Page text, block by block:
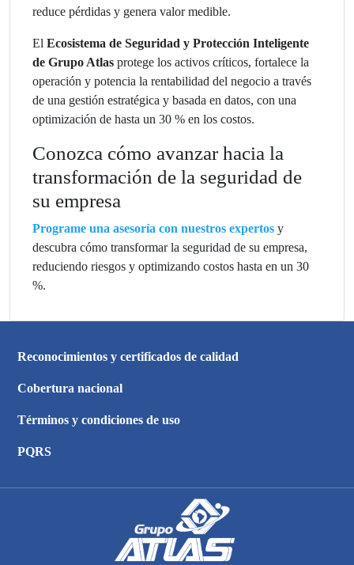
reduce pérdidas y genera valor medible.
El Ecosistema de Seguridad y Protección Inteligente
de Grupo Atlas protege los activos críticos, fortalece la
operación y potencia la rentabilidad del negocio a través
de una gestión estratégica y basada en datos, con una
optimización de hasta un 30 % en los costos.
Conozca cómo avanzar hacia la
transformación de la seguridad de
su empresa
Programe una asesoría con nuestros expertos y
descubra cómo transformar la seguridad de su empresa,
reduciendo riesgos y optimizando costos hasta en un 30
%.
Reconocimientos y certificados de calidad
Cobertura nacional
Términos y condiciones de uso
PQRS